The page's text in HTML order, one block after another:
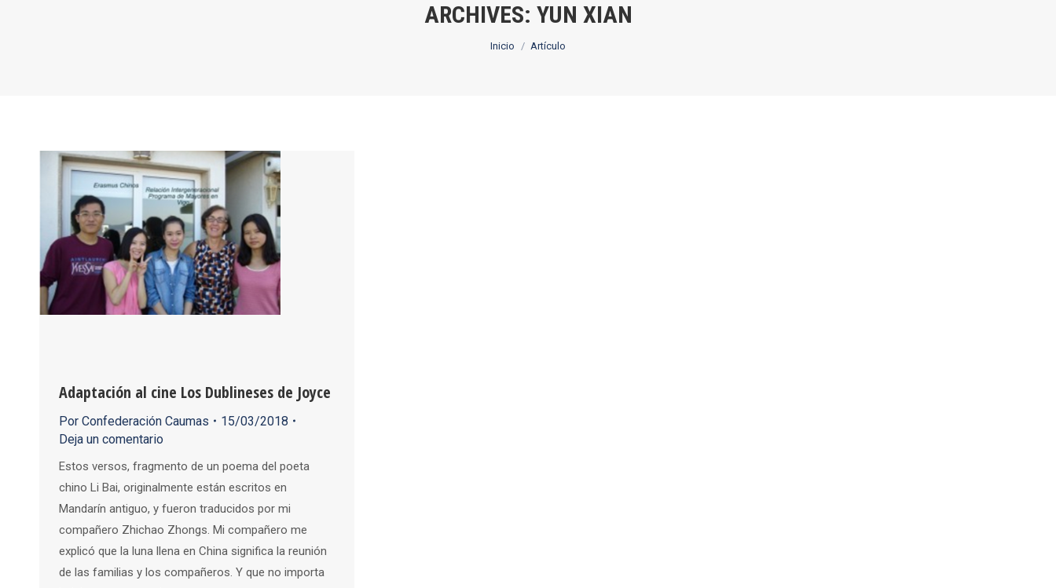
ARCHIVES: YUN XIAN
Estás aquí:
Inicio Artículo
Adaptación al cine Los Dublineses de Joyce
Por Confederación Caumas
15/03/2018
Deja un comentario
Estos versos, fragmento de un poema del poeta
chino Li Bai, originalmente están escritos en
Mandarín antiguo, y fueron traducidos por mi
compañero Zhichao Zhongs. Mi compañero me
explicó que la luna llena en China significa la reunión
de las familias y los compañeros. Y que no importa